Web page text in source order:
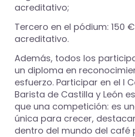
acreditativo;
Tercero en el pódium: 150
acreditativo.
Además, todos los
un diploma en
esfuerzo. Participar en el I
Barista de Castilla y León
que una competición: es
única para crecer,
dentro del mundo del café